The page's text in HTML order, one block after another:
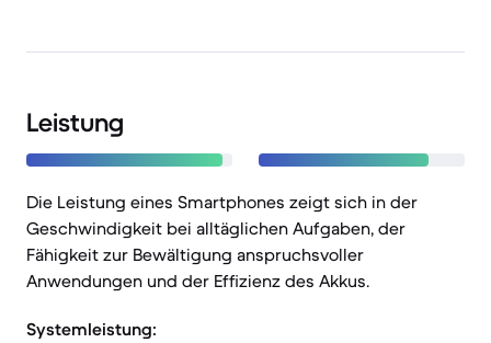
Leistung
Die Leistung eines Smartphones zeigt sich in der
Geschwindigkeit bei alltäglichen Aufgaben, der
Fähigkeit zur Bewältigung anspruchsvoller
Anwendungen und der Effizienz des Akkus.
Systemleistung: